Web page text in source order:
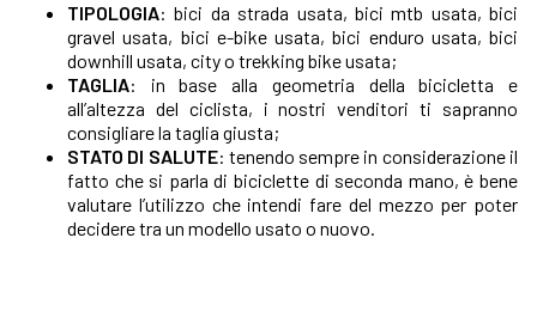
TIPOLOGIA:bici da strada usata, bici mtb usata, bici
gravel usata, bici e-bike usata, bici enduro usata, bici
downhill usata, city o trekking bike usata;
TAGLIA: in base alla geometria della bicicletta e
all’altezza del ciclista, i nostri venditori ti sapranno
consigliare la taglia giusta;
STATO DI SALUTE: tenendo sempre in considerazione il
fatto che si parla di biciclette di seconda mano, è bene
valutare l’utilizzo che intendi fare del mezzo per poter
decidere tra un modello usato o nuovo.